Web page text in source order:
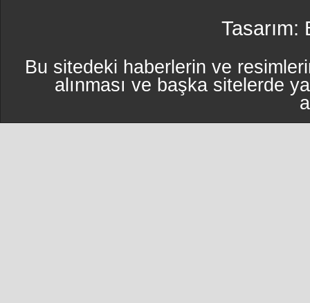
Tasarım:
Bu sitedeki haberlerin ve
alınması ve başka sitelerde